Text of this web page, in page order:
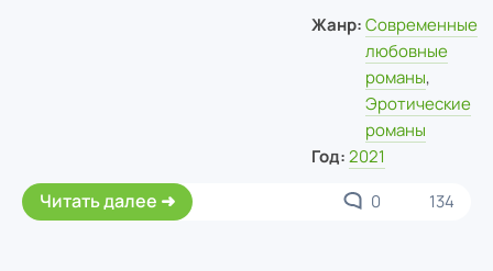
Жанр: Современные
любовные
романы,
Эротические
романы
Год: 2021
Читать далее 0 134